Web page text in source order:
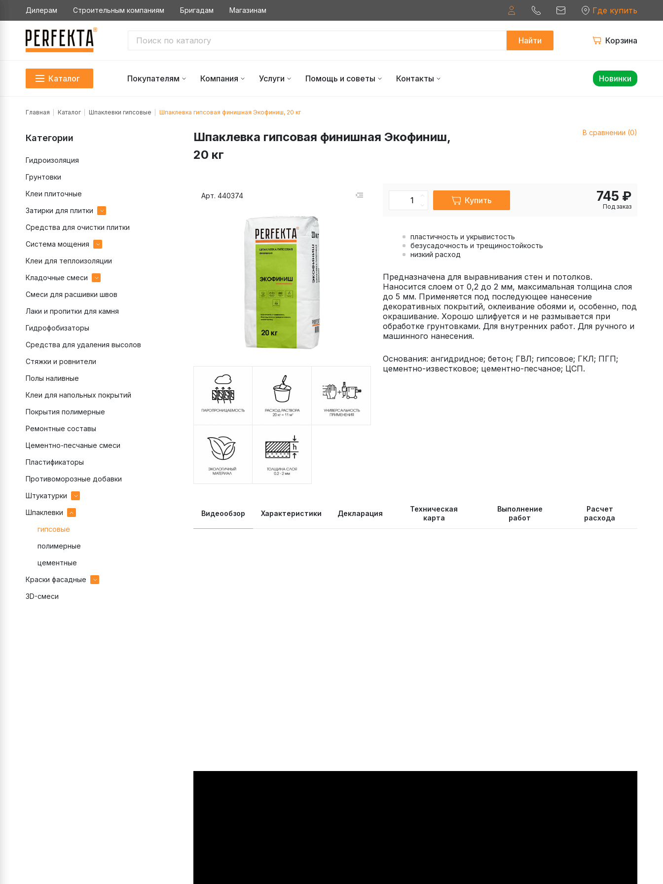
Дилерам Строительным компаниям Бригадам Магазинам Где купить
Найти Корзина
Каталог Покупателям Компания Услуги Помощь и советы Контакты Новинки
Главная Каталог Шпаклевки гипсовые Шпаклевка гипсовая финишная Экофиниш, 20 кг
Категории
Гидроизоляция
Грунтовки
Клеи плиточные
Затирки для плитки
эпоксидные
цементные
Средства для очистки плитки
Система мощения
Затирки для брусчатки
Клеи для брусчатки
Подстилающий слой
Полимерный песок
Раствор для камня
Связующее для камня
Клеи для теплоизоляции
Кладочные смеси
цветные
монтажные
теплоизоляционные
Смеси для расшивки швов
Лаки и пропитки для камня
Гидрофобизаторы
Средства для удаления высолов
Стяжки и ровнители
Полы наливные
Клеи для напольных покрытий
Покрытия полимерные
Ремонтные составы
Цементно-песчаные смеси
Пластификаторы
Противоморозные добавки
Штукатурки
гипсовые
декоративные готовые
декоративные цементные
цементные
Шпаклевки
гипсовые
полимерные
цементные
Краски фасадные
акриловые
3D-смеси
Шпаклевка гипсовая финишная Экофиниш,
20 кг
В сравнении (0)
Арт. 440374 Купить 745 ₽
Под заказ
пластичность и укрывистость
безусадочность и трещиностойкость
низкий расход
Предназначена для выравнивания стен и потолков.
Наносится слоем от 0,2 до 2 мм, максимальная толщина слоя
до 5 мм. Применяется под последующее нанесение
декоративных покрытий, оклеивание обоями и, особенно, под
окрашивание. Хорошо шлифуется и не размывается при
обработке грунтовками. Для внутренних работ. Для ручного и
машинного нанесения.
Основания: ангидридное; бетон; ГВЛ; гипсовое; ГКЛ; ПГП;
цементно-известковое; цементно-песчаное; ЦСП.
Видеообзор Характеристики Декларация
Техническая
карта
Выполнение
работ
Расчет
расхода